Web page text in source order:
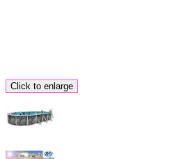
Click to enlarge